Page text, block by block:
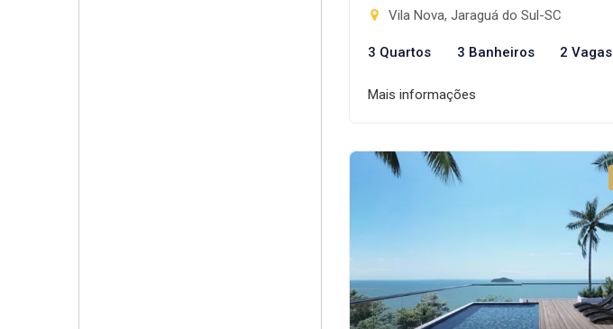
Vila Nova, Jaraguá do Sul-SC
3 Quartos 3 Banheiros 2 Vagas
Mais informações